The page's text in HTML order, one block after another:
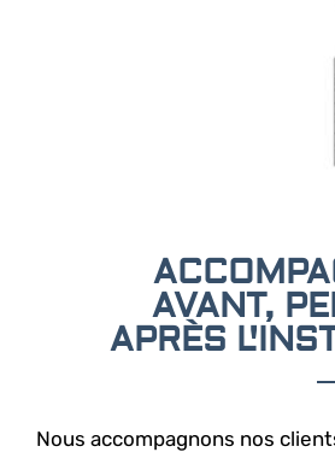
AVANT,
APRÈS
Nous accompagnons nos